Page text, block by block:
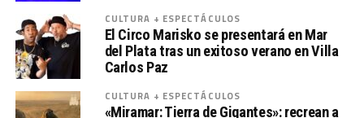
CULTURA + ESPECTÁCULOS
El Circo Marisko se presentará en Mar
del Plata tras un exitoso verano en Villa
Carlos Paz
CULTURA + ESPECTÁCULOS
«Miramar: Tierra de Gigantes»: recrean a